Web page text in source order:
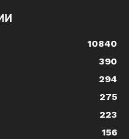
10840
390
294
275
223
156